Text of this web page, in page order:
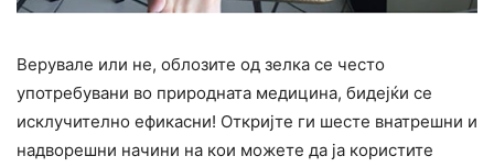
Верувале или не, облозите од зелка се често
употребувани во природната медицина, бидејќи се
исклучително ефикасни! Откријте ги шесте внатрешни и
надворешни начини на кои можете да ја користите